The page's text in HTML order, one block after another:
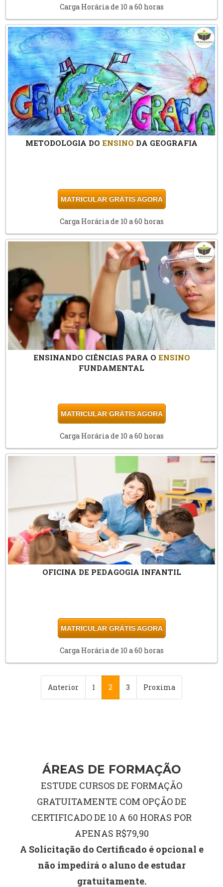
Carga Horária de 10 a 60 horas
METODOLOGIA DO ENSINO DA GEOGRAFIA
MATRICULAR GRÁTIS AGORA
Carga Horária de 10 a 60 horas
ENSINANDO CIÊNCIAS PARA O ENSINO
FUNDAMENTAL
MATRICULAR GRÁTIS AGORA
Carga Horária de 10 a 60 horas
OFICINA DE PEDAGOGIA INFANTIL
MATRICULAR GRÁTIS AGORA
Carga Horária de 10 a 60 horas
Anterior 1 2 3 Proxima
ÁREAS DE FORMAÇÃO
ESTUDE CURSOS DE FORMAÇÃO
GRATUITAMENTE COM OPÇÃO DE
CERTIFICADO DE 10 A 60 HORAS POR
APENAS R$79,90
A Solicitação do Certificado é opcional e
não impedirá o aluno de estudar
gratuitamente.